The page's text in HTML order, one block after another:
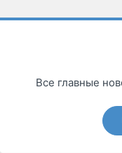
Все главные